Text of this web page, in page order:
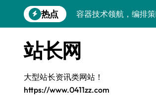
到
热点
容器技术领航，编排
容器部署与编排：重塑
破局之道：大模型平台
跨界融合：互联网站长
站长网
大型站长资讯类网站！
https://www.0411zz.com